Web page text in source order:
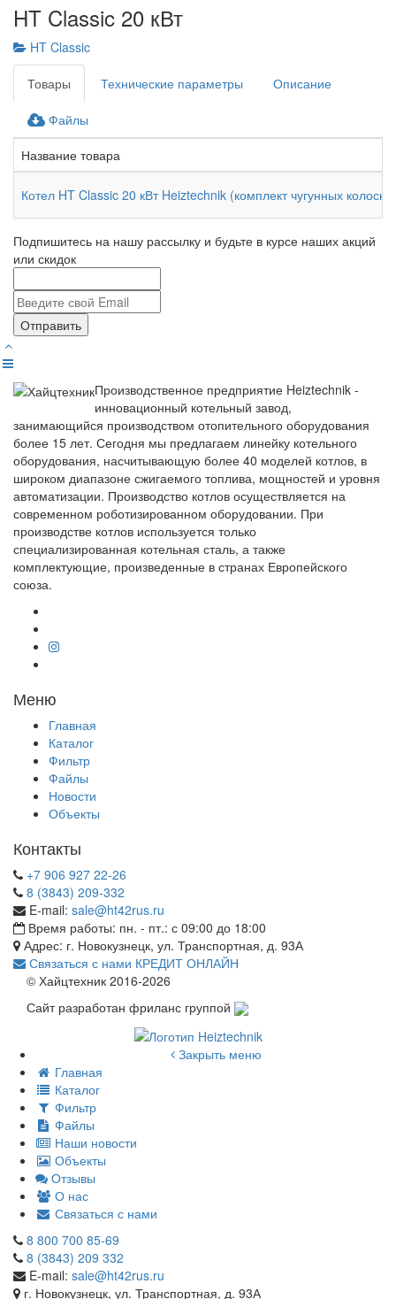
HT Classic 20 кВт
HT Classic
Товары Технические параметры Описание
Файлы
Название товара
Котел HT Classic 20 кВт Heiztechnik (комплект чугунных
Подпишитесь на нашу рассылку и будьте в курсе наших акций
или скидок
Отправить
Производственное предприятие Heiztechnik -
инновационный котельный завод,
занимающийся производством отопительного оборудования
более 15 лет. Сегодня мы предлагаем линейку котельного
оборудования, насчитывающую более 40 моделей котлов, в
широком диапазоне сжигаемого топлива, мощностей и уровня
автоматизации. Производство котлов осуществляется на
современном роботизированном оборудовании. При
производстве котлов используется только
специализированная котельная сталь, а также
комплектующие, произведенные в странах Европейского
союза.
Меню
Главная
Каталог
Фильтр
Файлы
Новости
Объекты
Контакты
+7 906 927 22-26
8 (3843) 209-332
E-mail: sale@ht42rus.ru
Время работы: пн. - пт.: с 09:00 до 18:00
Адрес: г. Новокузнецк, ул. Транспортная, д. 93А
Связаться с нами КРЕДИТ ОНЛАЙН
© Хайцтехник 2016-2026
Сайт разработан фриланс группой
Закрыть меню
Главная
Каталог
Фильтр
Файлы
Наши новости
Объекты
Отзывы
О нас
Связаться с нами
8 800 700 85-69
8 (3843) 209 332
E-mail: sale@ht42rus.ru
г. Новокузнецк, ул. Транспортная, д. 93А